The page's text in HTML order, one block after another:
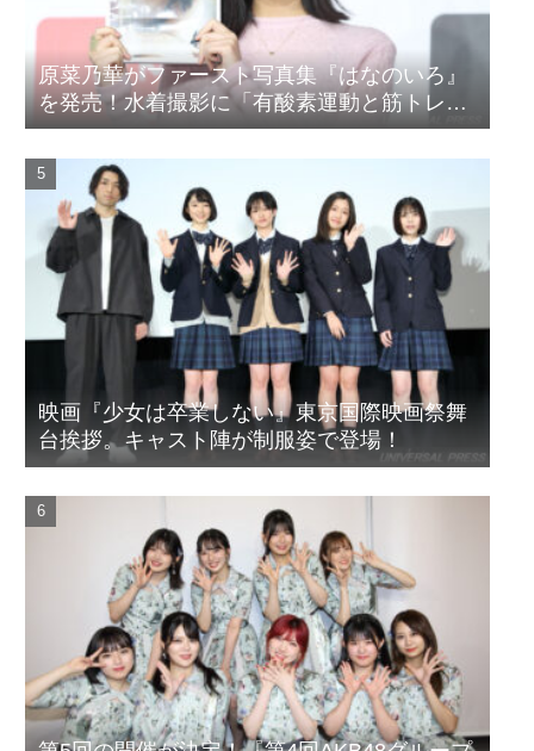
原菜乃華がファースト写真集『はなのいろ』
を発売！水着撮影に「有酸素運動と筋トレを
頑張りました」
映画『少女は卒業しない』東京国際映画祭舞
台挨拶。キャスト陣が制服姿で登場！